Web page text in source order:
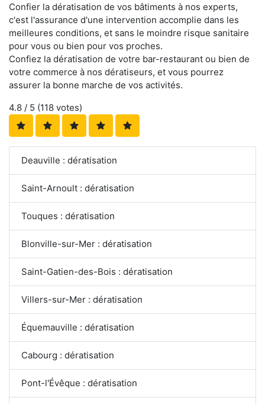
Confier la dératisation de vos bâtiments à nos experts,
c'est l'assurance d'une intervention accomplie dans les
meilleures conditions, et sans le moindre risque sanitaire
pour vous ou bien pour vos proches.
Confiez la dératisation de votre bar-restaurant ou bien de
votre commerce à nos dératiseurs, et vous pourrez
assurer la bonne marche de vos activités.
4.8 / 5 (118 votes)
Deauville : dératisation
Saint-Arnoult : dératisation
Touques : dératisation
Blonville-sur-Mer : dératisation
Saint-Gatien-des-Bois : dératisation
Villers-sur-Mer : dératisation
Équemauville : dératisation
Cabourg : dératisation
Pont-l'Évêque : dératisation